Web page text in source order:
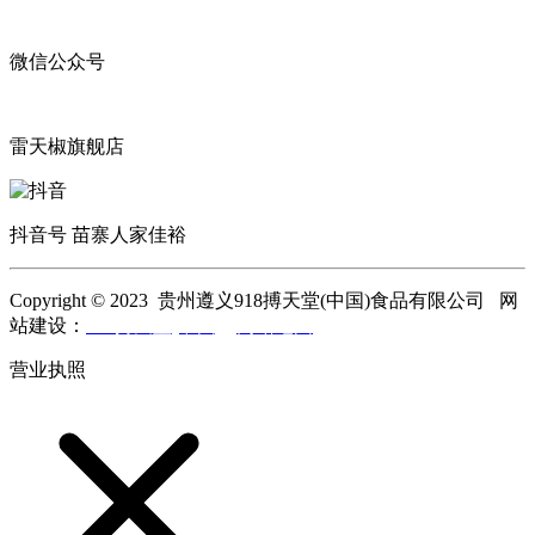
微信公众号
雷天椒旗舰店
抖音号 苗寨人家佳裕
Copyright © 2023 贵州遵义918搏天堂(中国)食品有限公司 网
站建设：
营业执照